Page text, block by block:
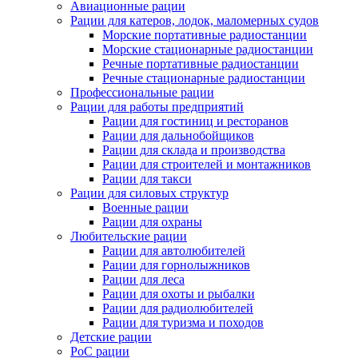
Авиационные рации
Рации для катеров, лодок, маломерных судов
Морские портативные радиостанции
Морские стационарные радиостанции
Речные портативные радиостанции
Речные стационарные радиостанции
Профессиональные рации
Рации для работы предприятий
Рации для гостиниц и ресторанов
Рации для дальнобойщиков
Рации для склада и производства
Рации для строителей и монтажников
Рации для такси
Рации для силовых структур
Военные рации
Рации для охраны
Любительские рации
Рации для автолюбителей
Рации для горнолыжников
Рации для леса
Рации для охоты и рыбалки
Рации для радиолюбителей
Рации для туризма и походов
Детские рации
PoC рации